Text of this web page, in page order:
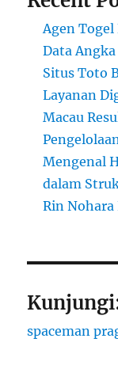
Agen
Data
Situs Toto
Layanan
Macau
Mengenal
dalam
Rin
spaceman